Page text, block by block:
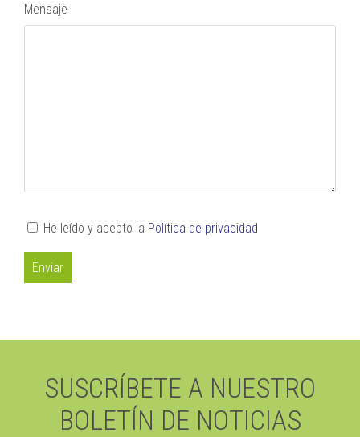
Mensaje
He leído y acepto la Política de privacidad
SUSCRÍBETE A NUESTRO
BOLETÍN DE NOTICIAS